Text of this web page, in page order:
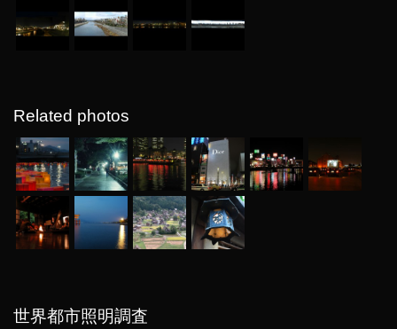
Related photos
世界都市照明調査